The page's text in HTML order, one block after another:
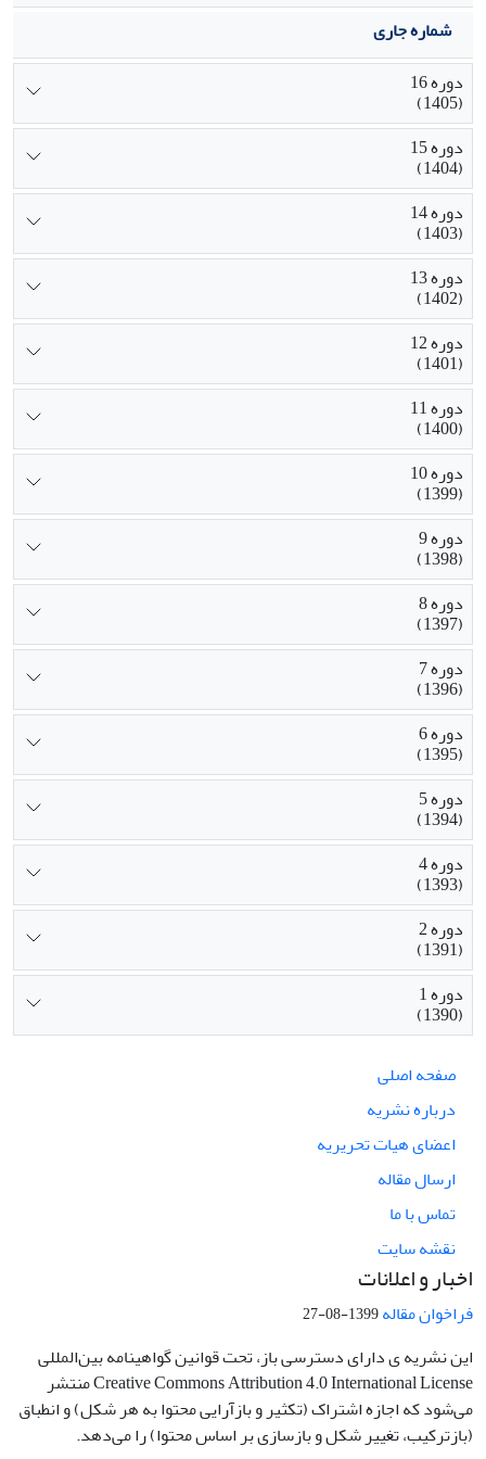
شماره جاری
دوره 16
(1405)
دوره 15
(1404)
دوره 14
(1403)
دوره 13
(1402)
دوره 12
(1401)
دوره 11
(1400)
دوره 10
(1399)
دوره 9
(1398)
دوره 8
(1397)
دوره 7
(1396)
دوره 6
(1395)
دوره 5
(1394)
دوره 4
(1393)
دوره 2
(1391)
دوره 1
(1390)
صفحه اصلی
درباره نشریه
اعضای هیات تحریریه
ارسال مقاله
تماس با ما
نقشه سایت
اخبار و اعلانات
فراخوان مقاله1399-08-27
این نشریه ی دارای دسترسی باز، تحت قوانین گواهینامه بین‌المللی
Creative Commons Attribution 4.0 International License منتشر
می‌شود که اجازه اشتراک (تکثیر و بازآرایی محتوا به هر شکل) و انطباق
(بازترکیب، تغییر شکل و بازسازی بر اساس محتوا) را می‌دهد.